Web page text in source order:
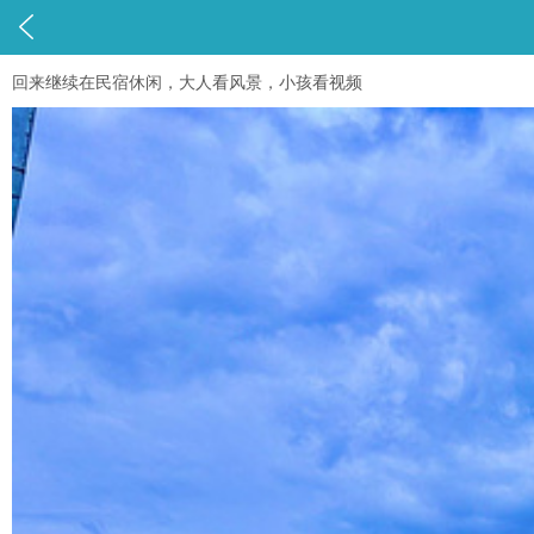

回来继续在民宿休闲，大人看风景，小孩看视频